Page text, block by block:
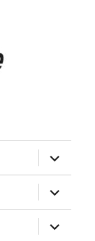
öffnen
öffnen
öffnen